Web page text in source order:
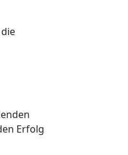
Erfolg